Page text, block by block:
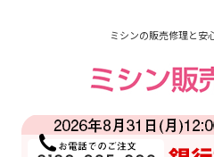
ミシンの販売修理と安